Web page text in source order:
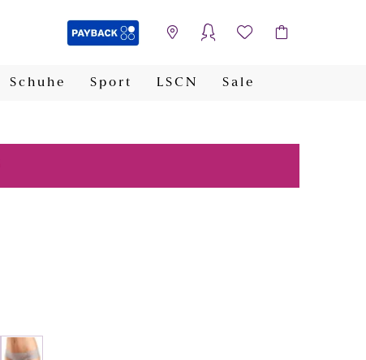
Schuhe Sport LSCN Sale